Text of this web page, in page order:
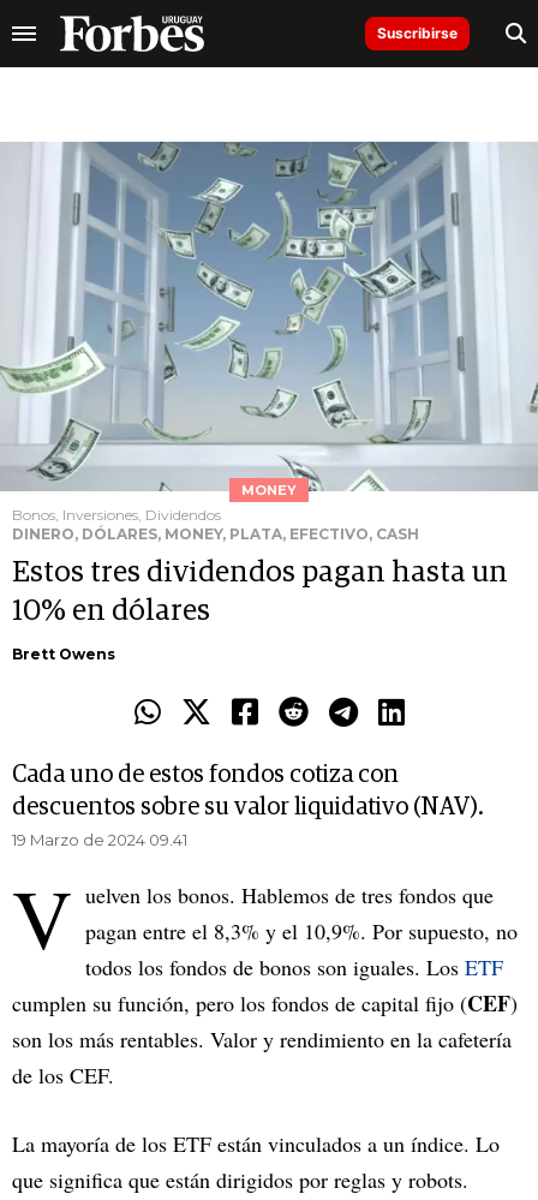
Suscribirse
MONEY
Bonos, Inversiones, Dividendos
DINERO, DÓLARES, MONEY, PLATA, EFECTIVO, CASH
Estos tres dividendos pagan hasta un
10% en dólares
Brett Owens
Cada uno de estos fondos cotiza con
descuentos sobre su valor liquidativo (NAV).
19 Marzo de 2024 09.41
V uelven los bonos. Hablemos de tres fondos que
pagan entre el 8,3% y el 10,9%. Por supuesto, no
todos los fondos de bonos son iguales. Los ETF
cumplen su función, pero los fondos de capital fijo (CEF)
son los más rentables. Valor y rendimiento en la cafetería
de los CEF.
La mayoría de los ETF están vinculados a un índice. Lo
que significa que están dirigidos por reglas y robots.